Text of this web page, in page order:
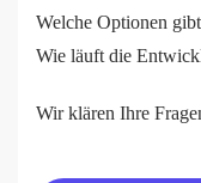
Welche Optionen
Wie läuft die
Wir klären Ihre